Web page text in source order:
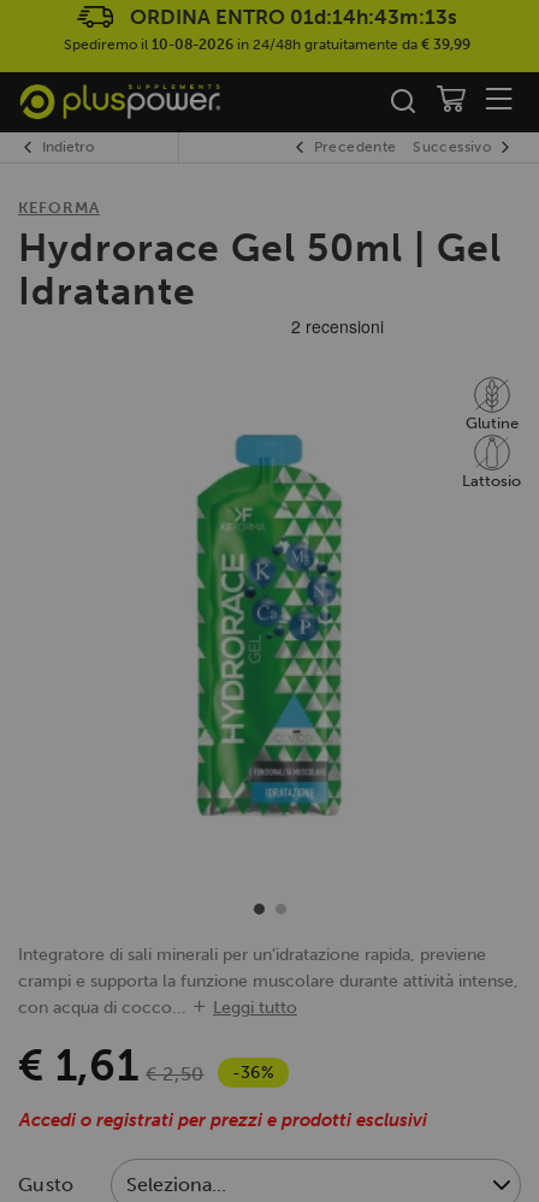
ORDINA ENTRO 01d:14h:43m:13s
Spediremo il 10-08-2026in 24/48h gratuitamente da € 39,99
Indietro Precedente Successivo
KEFORMA
Hydrorace Gel 50ml | Gel
Idratante
Glutine
Lattosio
Integratore di sali minerali per un’idratazione rapida, previene
crampi e supporta la funzione muscolare durante attività intense,
con acqua di cocco...
Leggi tutto
€ 1,61 € 2,50 -36%
Accedi o registrati per prezzi e prodotti esclusivi
Gusto